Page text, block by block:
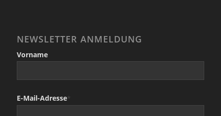
NEWSLETTER ANMELDUNG
Vorname
E-Mail-Adresse*